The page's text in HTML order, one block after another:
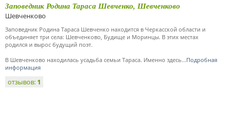
Заповедник Родина Тараса Шевченко, Шевченково
Шевченково
Заповедник Родина Тараса Шевченко находится в Черкасской области и
объединяет три села: Шевченково, Будище и Моринцы. В этих местах
родился и вырос будущий поэт.
В Шевченково находилась усадьба семьи Тараса. Именно здесь...Подробная
информация
отзывов: 1